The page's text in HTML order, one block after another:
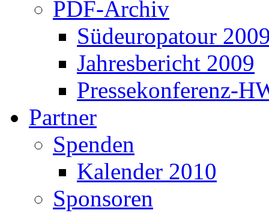
PDF-Archiv
Südeuropatour
Jahresbericht 2009
Pressekonferenz-
Partner
Spenden
Kalender 2010
Sponsoren